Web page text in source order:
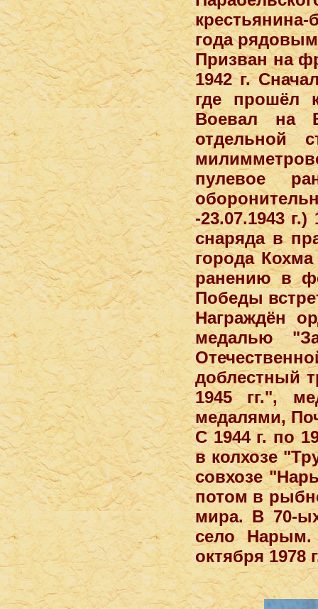
года
Призван на
1942 г.
где прошёл
Воевал на
отдельной
пулевое
-23.07.1943
снаряда в
города
ранению в
Победы
Награждён
медалью
доблестный
1945 гг.",
медалями,
С 1944 г. по
в колхозе
совхозе
потом в
мира. В 70-
село Нарым.
октября 1978